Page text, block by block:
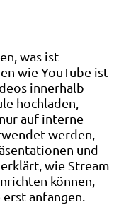
was ist
wie YouTube ist
innerhalb
hochladen,
auf interne
werden,
und
wie Stream
können,
anfangen.